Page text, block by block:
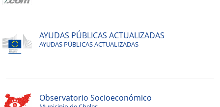
AYUDAS PÚBLICAS ACTUALIZADAS
AYUDAS PÚBLICAS ACTUALIZADAS
Observatorio Socioeconómico